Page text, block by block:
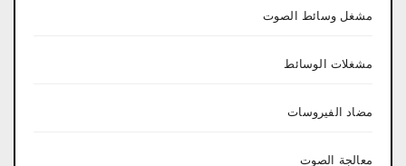
مشغل وسائط الصوت
مشغلات الوسائط
مضاد الفيروسات
معالجة الصوت